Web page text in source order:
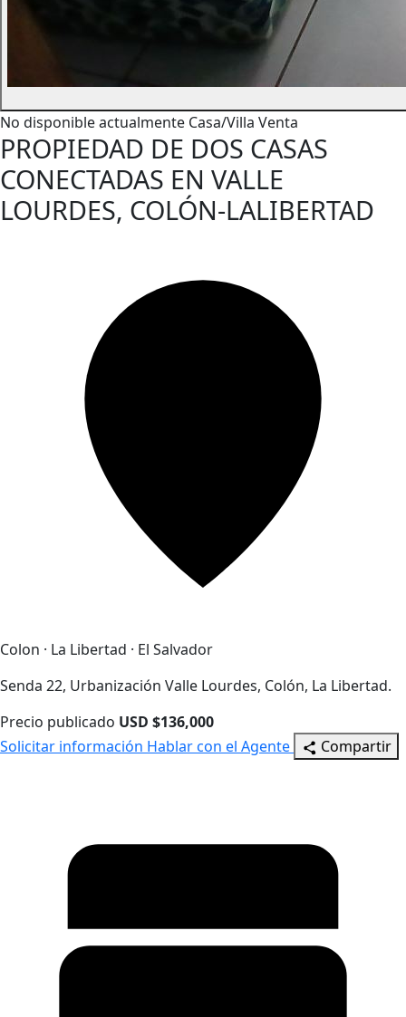
No disponible actualmente Casa/Villa Venta
PROPIEDAD DE DOS CASAS
CONECTADAS EN VALLE
LOURDES, COLÓN-LALIBERTAD
Colon · La Libertad · El Salvador
Senda 22, Urbanización Valle Lourdes, Colón, La Libertad.
Precio publicado USD $136,000
Solicitar información Hablar con el Agente Compartir